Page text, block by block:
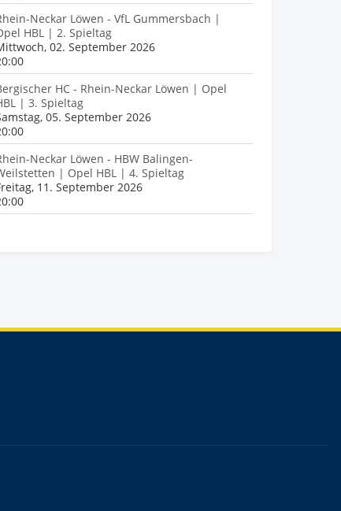
Neckar Löwen - VfL Gummersbach |
HBL | 2. Spieltag
02. September 2026
HC - Rhein-Neckar Löwen | Opel
| 3. Spieltag
05. September 2026
Neckar Löwen - HBW Balingen-
| Opel HBL | 4. Spieltag
11. September 2026